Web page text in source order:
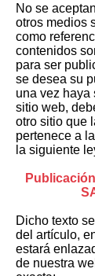
No se
otros medios
como
contenidos
para ser
se desea su
una vez haya
sitio web,
otro sitio que
pertenece a
la siguiente
Dicho texto
del artículo,
estará
de nuestra